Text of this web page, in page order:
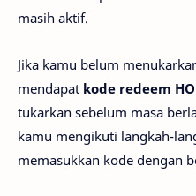
masih aktif.
Jika kamu belum
mendapat kode redeem
tukarkan sebelum masa
kamu mengikuti langkah-
memasukkan kode dengan